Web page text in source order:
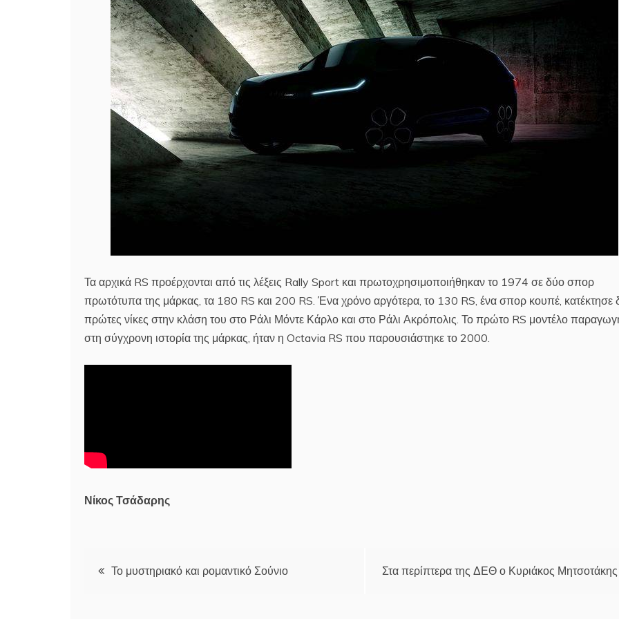
Τα αρχικά RS προέρχονται από τις λέξεις Rally Sport και πρωτοχρησιμοποιήθηκαν το 1974 σε δύο σπορ
πρωτότυπα της μάρκας, τα 180 RS και 200 RS. Ένα χρόνο αργότερα, το 130 RS, ένα σπορ κουπέ, κατέκτησε
πρώτες νίκες στην κλάση του στο Ράλι Μόντε Κάρλο και στο Ράλι Ακρόπολις. Το πρώτο RS μοντέλο
στη σύγχρονη ιστορία της μάρκας, ήταν η Octavia RS που παρουσιάστηκε το 2000.
Νίκος Τσάδαρης
Πλοήγηση
Το μυστηριακό και ρομαντικό Σούνιο Στα περίπτερα της ΔΕΘ ο Κυριάκος Μητσοτάκης